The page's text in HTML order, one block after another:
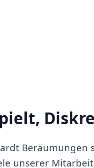
Beräumungen
unserer